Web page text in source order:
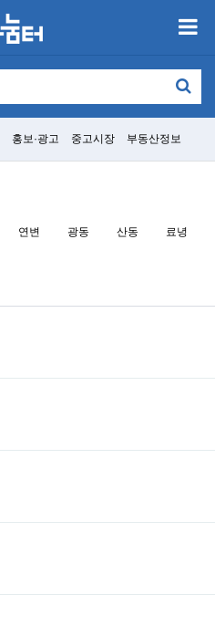
홍보·광고 중고시장 부동산정보
연변 광동 산동 료녕